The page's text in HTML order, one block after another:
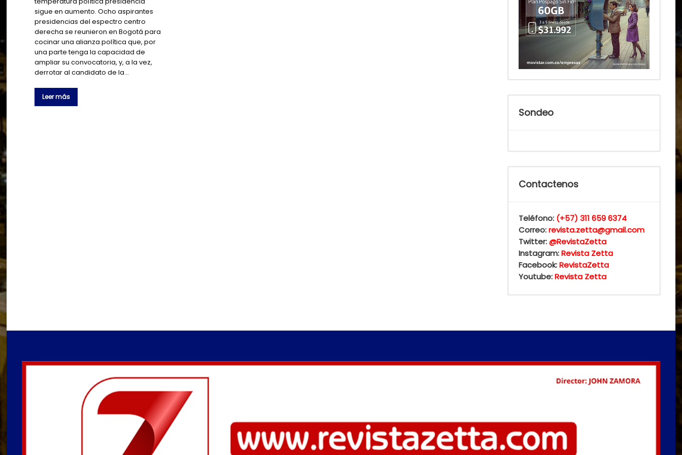
sigue en aumento. Ocho aspirantes
presidencias del espectro centro
derecha se reunieron en Bogotá para
cocinar una alianza política que, por
una parte tenga la capacidad de
ampliar su convocatoria, y, a la vez,
derrotar al candidato de la…
Leer más
Sondeo
Contactenos
Teléfono: (+57) 311 659 6374
Correo:revista.zetta@gmail.com
Twitter:@RevistaZetta
Instagram:Revista Zetta
Facebook:RevistaZetta
Youtube:Revista Zetta